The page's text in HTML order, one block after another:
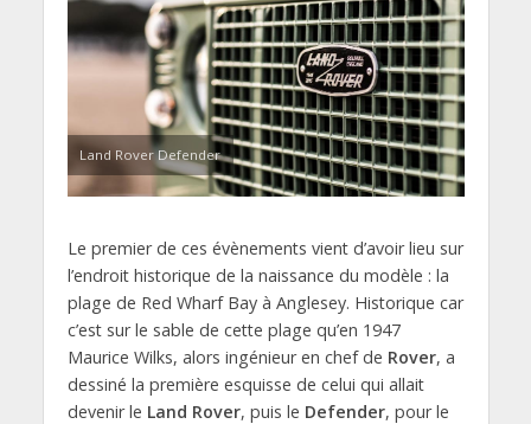
Land Rover Defender
Le premier de ces évènements vient d’avoir lieu sur
l’endroit historique de la naissance du modèle : la
plage de Red Wharf Bay à Anglesey. Historique car
c’est sur le sable de cette plage qu’en 1947
Maurice Wilks, alors ingénieur en chef de Rover, a
dessiné la première esquisse de celui qui allait
devenir le Land Rover, puis le Defender, pour le